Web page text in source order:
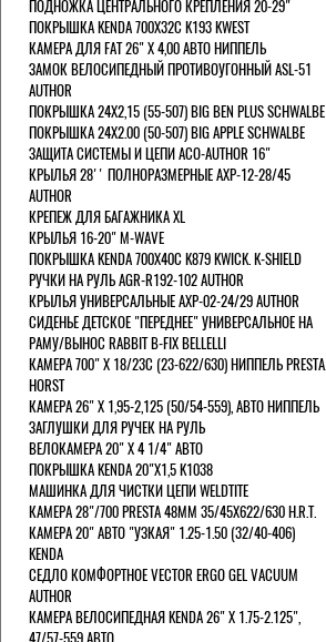
ПОДНОЖКА ЦЕНТРАЛЬНОГО КРЕПЛЕНИЯ 20-29"
ПОКРЫШКА KENDA 700Х32С K193 KWEST
КАМЕРА ДЛЯ FAT 26" X 4,00 АВТО НИППЕЛЬ
ЗАМОК ВЕЛОСИПЕДНЫЙ ПРОТИВОУГОННЫЙ ASL-51
AUTHOR
ПОКРЫШКА 24X2,15 (55-507) BIG BEN PLUS SCHWALBE
ПОКРЫШКА 24X2.00 (50-507) BIG APPLE SCHWALBE
ЗАЩИТА СИСТЕМЫ И ЦЕПИ ACO-AUTHOR 16"
КРЫЛЬЯ 28'' ПОЛНОРАЗМЕРНЫЕ AXP-12-28/45
AUTHOR
КРЕПЕЖ ДЛЯ БАГАЖНИКА XL
КРЫЛЬЯ 16-20" M-WAVE
ПОКРЫШКА KENDA 700Х40С K879 KWICK. K-SHIELD
РУЧКИ НА РУЛЬ AGR-R192-102 AUTHOR
КРЫЛЬЯ УНИВЕРСАЛЬНЫЕ AXP-02-24/29 AUTHOR
СИДЕНЬЕ ДЕТСКОЕ "ПЕРЕДНЕЕ" УНИВЕРСАЛЬНОЕ НА
РАМУ/ВЫНОС RABBIT B-FIX BELLELLI
КАМЕРА 700" Х 18/23C (23-622/630) НИППЕЛЬ PRESTA.
HORST
КАМЕРА 26" X 1,95-2,125 (50/54-559), АВТО НИППЕЛЬ
ЗАГЛУШКИ ДЛЯ РУЧЕК НА РУЛЬ
ВЕЛОКАМЕРА 20" Х 4 1/4" АВТО
ПОКРЫШКА KENDA 20"Х1,5 K1038
МАШИНКА ДЛЯ ЧИСТКИ ЦЕПИ WELDTITE
КАМЕРА 28"/700 PRESTA 48ММ 35/45Х622/630 H.R.T.
КАМЕРА 20" АВТО "УЗКАЯ" 1.25-1.50 (32/40-406)
KENDA
СЕДЛО КОМФОРТНОЕ VECTOR ERGO GEL VACUUM
AUTHOR
КАМЕРА ВЕЛОСИПЕДНАЯ KENDA 26" Х 1.75-2.125",
47/57-559 АВТО